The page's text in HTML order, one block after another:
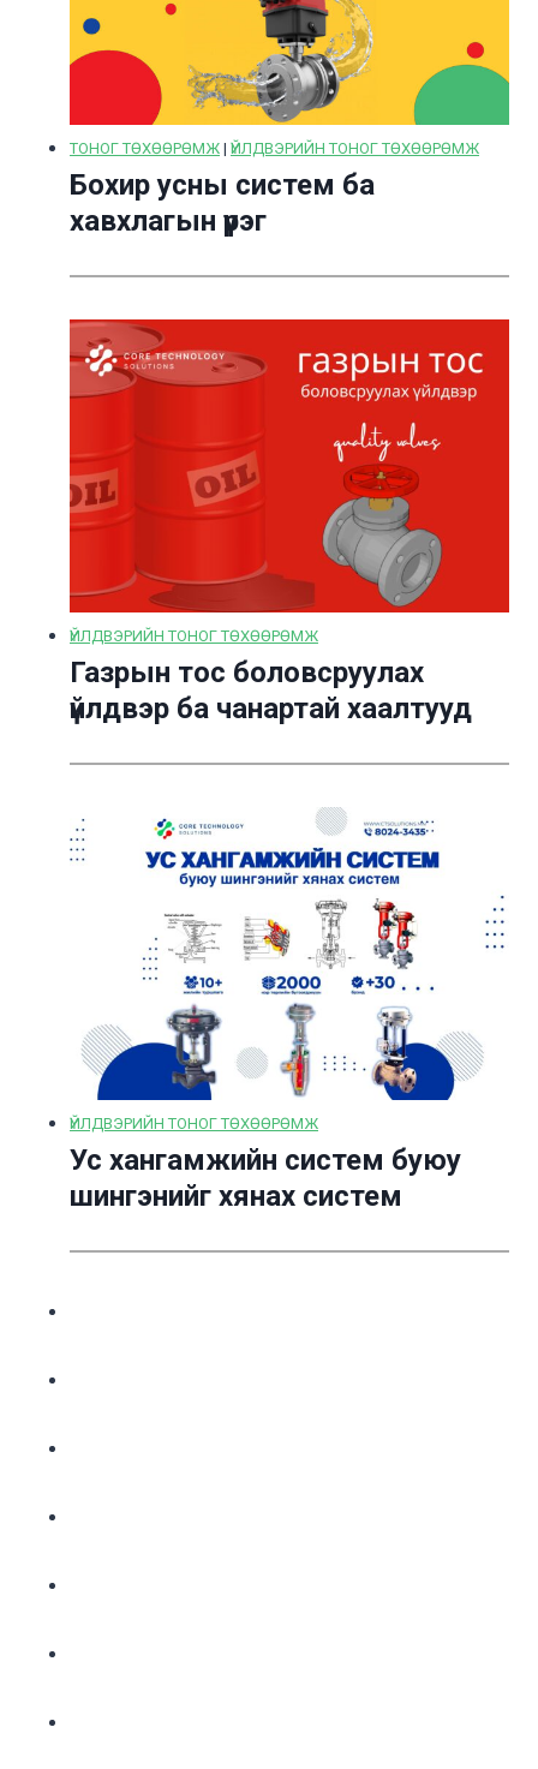
ТОНОГ ТӨХӨӨРӨМЖ | ҮЙЛДВЭРИЙН ТОНОГ ТӨХӨӨРӨМЖ
Бохир усны систем ба
хавхлагын үүрэг
ҮЙЛДВЭРИЙН ТОНОГ ТӨХӨӨРӨМЖ
Газрын тос боловсруулах
үйлдвэр ба чанартай хаалтууд
ҮЙЛДВЭРИЙН ТОНОГ ТӨХӨӨРӨМЖ
Ус хангамжийн систем буюу
шингэнийг хянах систем